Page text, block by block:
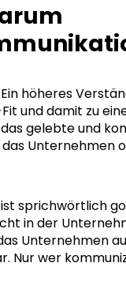
höheres
und damit zu
gelebte und
Unternehmen
ist sprichwörtlich
in der
Unternehmen
Nur wer